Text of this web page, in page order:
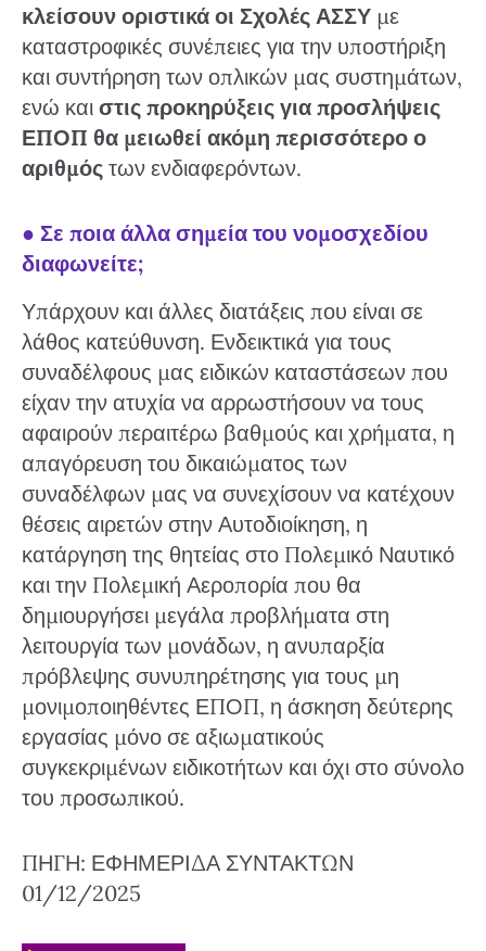
κλείσουν οριστικά οι Σχολές ΑΣΣΥ με
καταστροφικές συνέπειες για την υποστήριξη
και συντήρηση των οπλικών μας συστημάτων,
ενώ και στις προκηρύξεις για προσλήψεις
ΕΠΟΠ θα μειωθεί ακόμη περισσότερο ο
αριθμός των ενδιαφερόντων.
● Σε ποια άλλα σημεία του νομοσχεδίου
διαφωνείτε;
Υπάρχουν και άλλες διατάξεις που είναι σε
λάθος κατεύθυνση. Ενδεικτικά για τους
συναδέλφους μας ειδικών καταστάσεων που
είχαν την ατυχία να αρρωστήσουν να τους
αφαιρούν περαιτέρω βαθμούς και χρήματα, η
απαγόρευση του δικαιώματος των
συναδέλφων μας να συνεχίσουν να κατέχουν
θέσεις αιρετών στην Αυτοδιοίκηση, η
κατάργηση της θητείας στο Πολεμικό Ναυτικό
και την Πολεμική Αεροπορία που θα
δημιουργήσει μεγάλα προβλήματα στη
λειτουργία των μονάδων, η ανυπαρξία
πρόβλεψης συνυπηρέτησης για τους μη
μονιμοποιηθέντες ΕΠΟΠ, η άσκηση δεύτερης
εργασίας μόνο σε αξιωματικούς
συγκεκριμένων ειδικοτήτων και όχι στο σύνολο
του προσωπικού.
ΠΗΓΗ: ΕΦΗΜΕΡΙΔΑ ΣΥΝΤΑΚΤΩΝ
01/12/2025